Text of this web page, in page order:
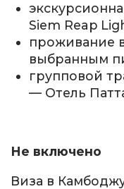
Siem Reap
проживание
выбранным
групповой
— Отель
Не включено
Виза в